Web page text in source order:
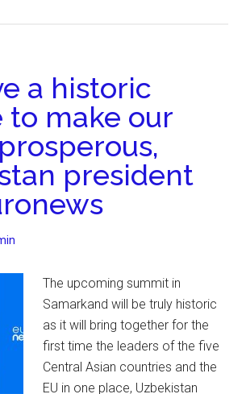
a historic
to make our
president
The upcoming summit in
Samarkand will be truly historic
as it will bring together for the
first time the leaders of the five
Central Asian countries and the
EU in one place, Uzbekistan